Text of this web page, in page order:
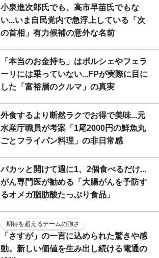
小泉進次郎氏でも、高市早苗氏でもな
い...いま自民党内で急浮上している「次
の首相」有力候補の意外な名前
「本当のお金持ち」はポルシェやフェラ
ーリには乗っていない...FPが実際に目に
した「富裕層のクルマ」の真実
外食するより断然ラクでお得で美味...元
水産庁職員が考案「1尾2000円の鮮魚丸
ごとフライパン料理」の非日常感
パカッと開けて週に1、2個食べるだけ...
がん専門医が勧める「大腸がんを予防す
るオメガ脂肪酸たっぷり食品」
期待を超えるチームの強さ
「さすが」の一言に込められた驚きや感
動。新しい価値を生み出し続ける電通の